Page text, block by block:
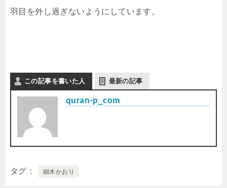
羽目を外し過ぎないようにしています。
この記事を書いた人 最新の記事
quran-p_com
タグ 細木かおり